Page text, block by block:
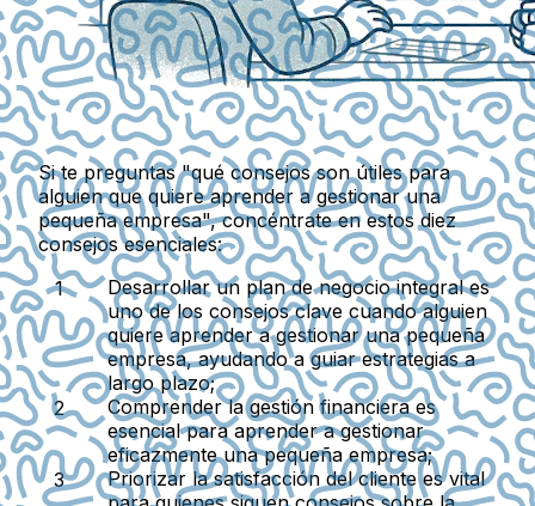
Si te preguntas "qué consejos son útiles para
alguien que quiere aprender a gestionar una
pequeña empresa", concéntrate en estos diez
consejos esenciales:
Desarrollar un plan de negocio integrales
uno de los consejos clave cuando alguien
quiere aprender a gestionar una pequeña
empresa, ayudando a guiar estrategias a
largo plazo;
Comprender la gestión financieraes
esencial para aprender a gestionar
eficazmente una pequeña empresa;
Priorizar la satisfacción del clientees vital